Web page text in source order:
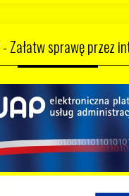
- Załatw sprawę przez